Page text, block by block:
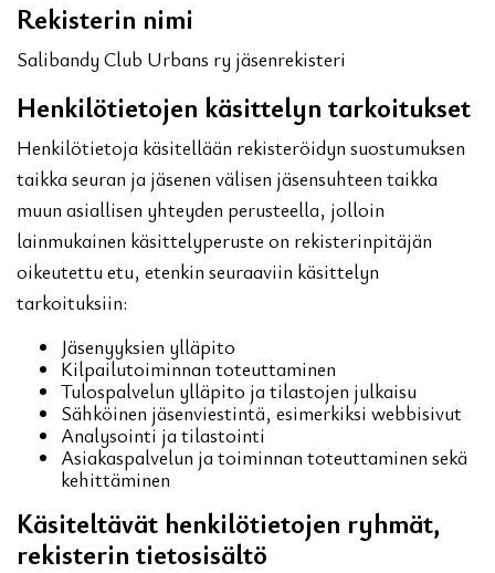
Rekisterin nimi
Salibandy Club Urbans ry jäsenrekisteri
Henkilötietojen käsittelyn tarkoitukset
Henkilötietoja käsitellään rekisteröidyn suostumuksen
taikka seuran ja jäsenen välisen jäsensuhteen taikka
muun asiallisen yhteyden perusteella, jolloin
lainmukainen käsittelyperuste on rekisterinpitäjän
oikeutettu etu, etenkin seuraaviin käsittelyn
tarkoituksiin:
Jäsenyyksien ylläpito
Kilpailutoiminnan toteuttaminen
Tulospalvelun ylläpito ja tilastojen julkaisu
Sähköinen jäsenviestintä, esimerkiksi webbisivut
Analysointi ja tilastointi
Asiakaspalvelun ja toiminnan toteuttaminen sekä
kehittäminen
Käsiteltävät henkilötietojen ryhmät,
rekisterin tietosisältö